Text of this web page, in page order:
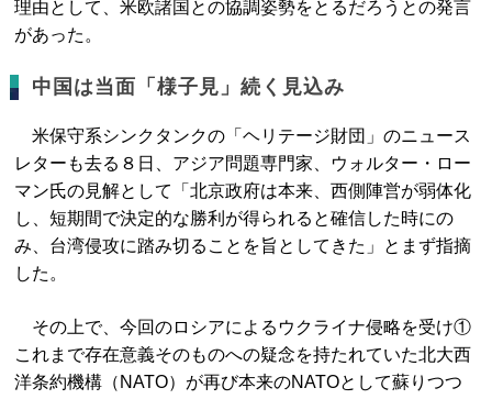
理由として、米欧諸国との協調姿勢をとるだろうとの発言
があった。
中国は当面「様子見」続く見込み
米保守系シンクタンクの「ヘリテージ財団」のニュース
レターも去る８日、アジア問題専門家、ウォルター・ロー
マン氏の見解として「北京政府は本来、西側陣営が弱体化
し、短期間で決定的な勝利が得られると確信した時にの
み、台湾侵攻に踏み切ることを旨としてきた」とまず指摘
した。
その上で、今回のロシアによるウクライナ侵略を受け①
これまで存在意義そのものへの疑念を持たれていた北大西
洋条約機構（NATO）が再び本来のNATOとして蘇りつつ